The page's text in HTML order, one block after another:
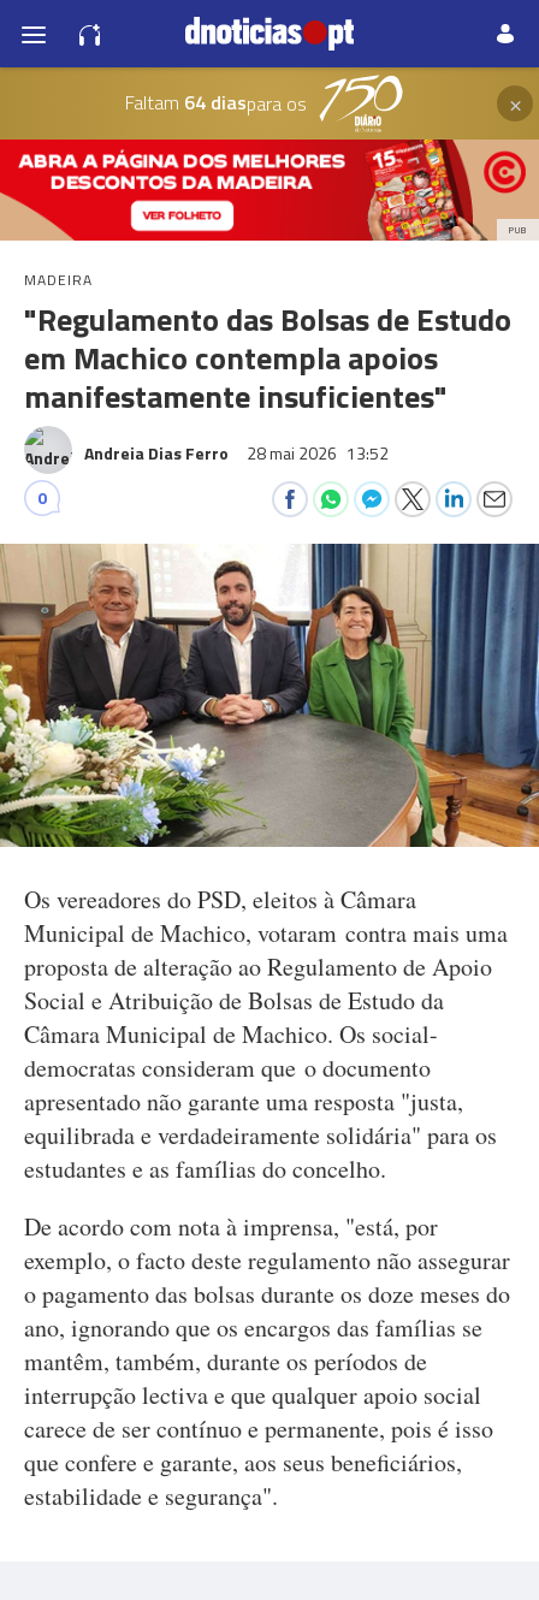
Faltam 64 diaspara os ×
PUB
MADEIRA
"Regulamento das Bolsas de Estudo
em Machico contempla apoios
manifestamente insuficientes"
Andreia Dias Ferro 28 mai 2026 13:52
0
Os vereadores do PSD, eleitos à Câmara
Municipal de Machico, votaram contra mais uma
proposta de alteração ao Regulamento de Apoio
Social e Atribuição de Bolsas de Estudo da
Câmara Municipal de Machico. Os social-
democratas consideram que o documento
apresentado não garante uma resposta "justa,
equilibrada e verdadeiramente solidária" para os
estudantes e as famílias do concelho.
De acordo com nota à imprensa, "está, por
exemplo, o facto deste regulamento não assegurar
o pagamento das bolsas durante os doze meses do
ano, ignorando que os encargos das famílias se
mantêm, também, durante os períodos de
interrupção lectiva e que qualquer apoio social
carece de ser contínuo e permanente, pois é isso
que confere e garante, aos seus beneficiários,
estabilidade e segurança".